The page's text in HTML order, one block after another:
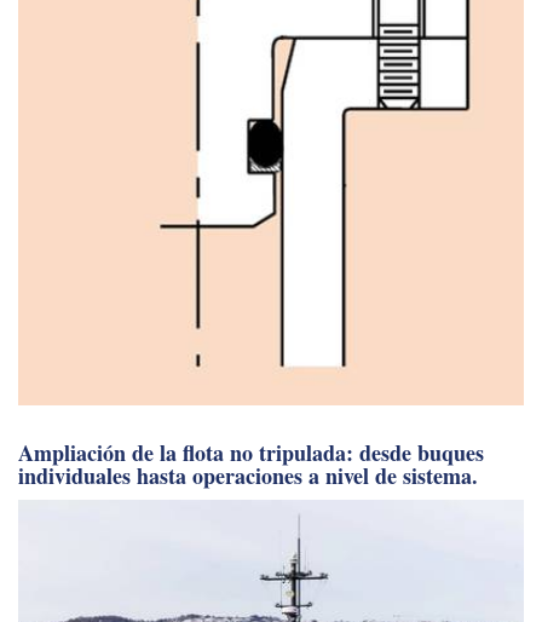
Ampliación de la flota no tripulada: desde buques
individuales hasta operaciones a nivel de sistema.